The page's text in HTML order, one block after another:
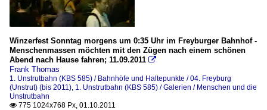
Winzerfest Sonntag morgens um 0:35 Uhr im Freyburger Bahnhof -
Menschenmassen möchten mit den Zügen nach einem schönen
Abend nach Hause fahren; 11.09.2011 
Frank Thomas
1. Unstrutbahn (KBS 585) / Bahnhöfe und Haltepunkte / 04. Freyburg
(Unstrut) (bis 2011), 1. Unstrutbahn (KBS 585) / Galerien / Menschen und die
Unstrutbahn
 775 1024x768 Px, 01.10.2011